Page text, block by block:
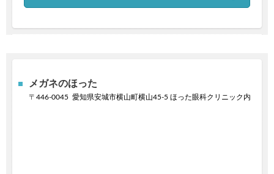
メガネのほった
〒 446-0045 愛知県安城市横山町横山45-5 ほった眼科クリニック内